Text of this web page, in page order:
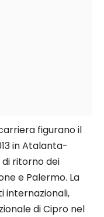
figurano il
in Atalanta-
di ritorno dei
e Palermo. La
internazionali,
di Cipro nel